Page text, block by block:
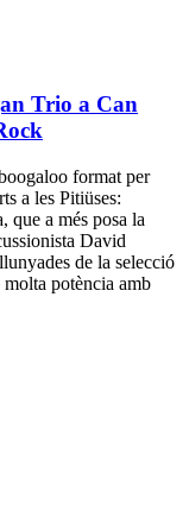
Trio a Can
format per
a les Pitiüses:
que a més posa la
David
de la selecció
potència amb